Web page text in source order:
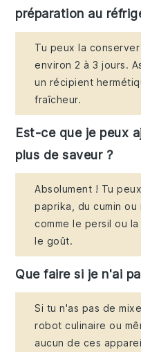
préparation au
Tu peux la
environ 2 à 3 jours.
un récipient
fraîcheur.
Est-ce que je peux
plus de saveur ?
Absolument ! Tu
paprika, du cumin
comme le persil ou
le goût.
Que faire si je n'ai
Si tu n'as pas de
robot culinaire ou
aucun de ces